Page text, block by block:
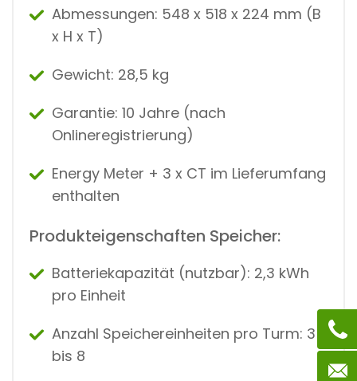
Abmessungen: 548 x 518 x 224 mm (B
x H x T)
Gewicht: 28,5 kg
Garantie: 10 Jahre (nach
Onlineregistrierung)
Energy Meter + 3 x CT im Lieferumfang
enthalten
Produkteigenschaften Speicher:
Batteriekapazität (nutzbar): 2,3 kWh
pro Einheit
Anzahl Speichereinheiten pro Turm: 3
bis 8